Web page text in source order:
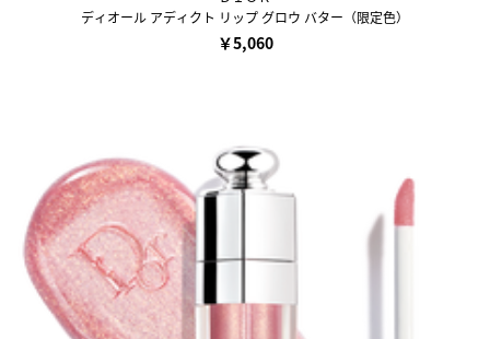
ディオール アディクト リップ グロウ バター（限定色）
￥5,060